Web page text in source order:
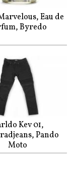
Eau de
Byredo
Kev 01,
Pando
Moto